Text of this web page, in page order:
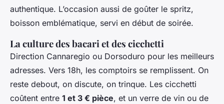
authentique. L’occasion aussi de goûter le spritz,
boisson emblématique, servi en début de soirée.
La culture des bacari et des cicchetti
Direction Cannaregio ou Dorsoduro pour les meilleurs
adresses. Vers 18h, les comptoirs se remplissent. On
reste debout, on discute, on trinque. Les cicchetti
coûtent entre 1 et 3 € pièce, et un verre de vin ou de